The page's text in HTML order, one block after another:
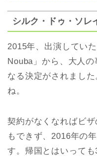
シルク・ドゥ・ソレ
2015年、出演してい
Nouba」から、大人の
なる決定がされました
ね。
契約がなくなればビ
もできず、2016年の
す。帰国とはいって